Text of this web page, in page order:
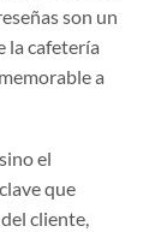
son un
la cafetería
a
el
que
cliente,